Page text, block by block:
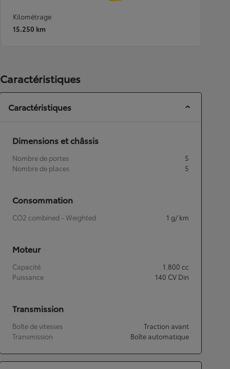
Kilométrage
15.250 km
Caractéristiques
Caractéristiques
Dimensions et châssis
Nombre de portes
5
Nombre de places
5
Consommation
CO2 combined - Weighted 1 g/ km
Moteur
Capacité 1.800 cc
Puissance
140 CV Din
Transmission
Boîte de vitesses
Traction avant
Transmission
Boîte automatique